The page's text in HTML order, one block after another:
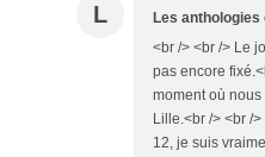
L Les anthologies
<br /> <br /> Le
pas encore
moment où
Lille.<br /> <br /
12, je suis